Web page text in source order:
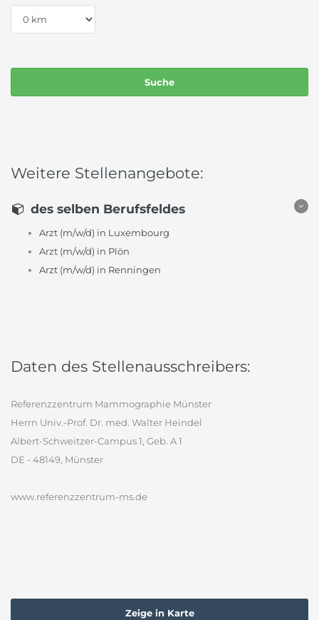
Weitere Stellenangebote:
des selben Berufsfeldes
Arzt (m/w/d) in Luxembourg
Arzt (m/w/d) in Plön
Arzt (m/w/d) in Renningen
Daten des Stellenausschreibers:
Referenzzentrum Mammographie Münster
Herrn Univ.-Prof. Dr. med. Walter Heindel
Albert-Schweitzer-Campus 1, Geb. A 1
DE - 48149, Münster
www.referenzzentrum-ms.de
Zeige in Karte